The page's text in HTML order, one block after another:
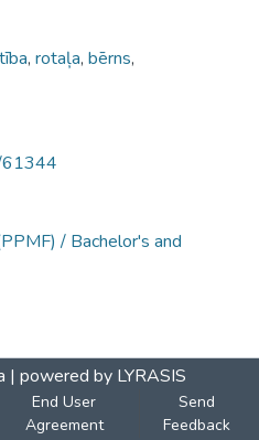
, rotaļa, bērns,
61344
/ Bachelor's and
| powered by LYRASIS
End User
Agreement
Send
Feedback